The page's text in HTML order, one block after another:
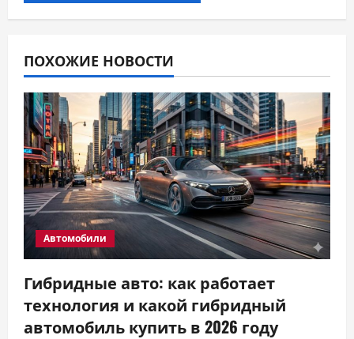
ПОХОЖИЕ НОВОСТИ
Автомобили
Гибридные авто: как работает
технология и какой гибридный
автомобиль купить в 2026 году